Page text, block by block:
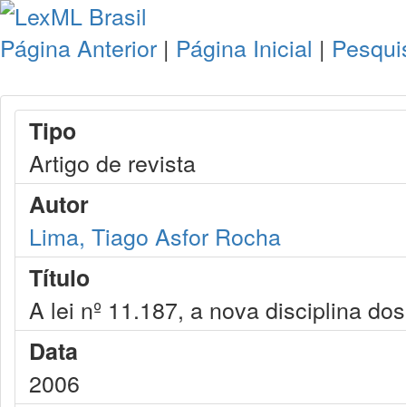
Página Anterior | Página Inicial |
Tipo
Artigo de revista
Autor
Lima, Tiago Asfor Rocha
Título
A lei nº 11.187, a nova disciplina
Data
2006